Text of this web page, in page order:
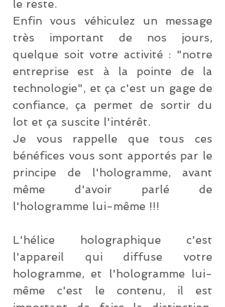
le reste.
Enfin vous véhiculez un message
très important de nos jours,
quelque soit votre activité : "notre
entreprise est à la pointe de la
technologie", et ça c'est un gage de
confiance, ça permet de sortir du
lot et ça suscite l'intérêt.
Je vous rappelle que tous ces
bénéfices vous sont apportés par le
principe de l'hologramme, avant
même d'avoir parlé de
l'hologramme lui-même !!!
L'hélice holographique c'est
l'appareil qui diffuse votre
hologramme, et l'hologramme lui-
même c'est le contenu, il est